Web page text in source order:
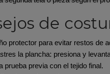
de
protector para evitar restos de
la plancha: presiona y
prueba previa con el tejido final.